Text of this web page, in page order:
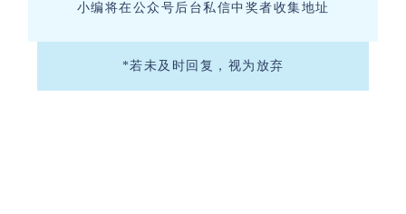
小编将在公众号后台私信中奖者收集地址
*若未及时回复，视为放弃